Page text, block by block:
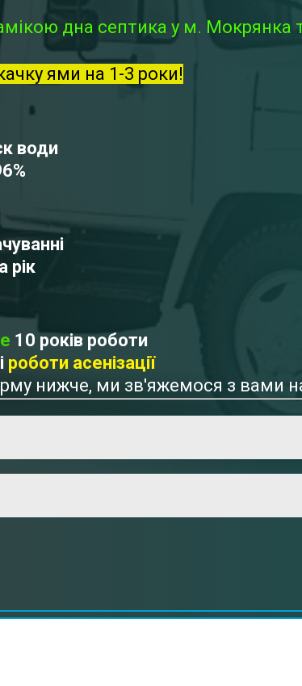
дна септика у м. Мокрянка
ями на 1-3 роки!
води
рік
10 років роботи
роботи асенізації
нижче, ми зв'яжемося з вами